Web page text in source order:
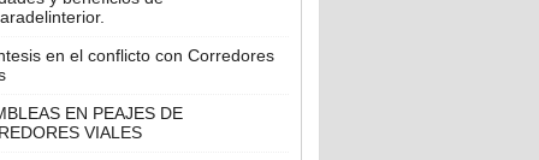
en el conflicto con Corredores
EN PEAJES DE
VIALES